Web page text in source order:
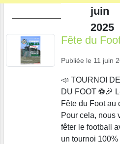
juin
2025
Fête du
Publiée le 11 juin
📣 TOURNOI
DU FOOT ⚽️🎉
Fête du Foot au
Pour cela, nous
fêter le football
un tournoi